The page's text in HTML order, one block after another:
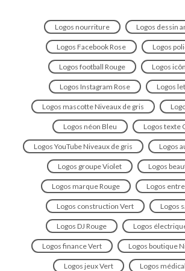
Logos nourriture Logos dessin
Logos Facebook Rose Logos
Logos football Rouge Logos
Logos Instagram Rose Logos
Logos mascotte Niveaux de gris
Logos néon Bleu Logos texte
Logos YouTube Niveaux de gris Logos
Logos groupe Violet Logos
Logos marque Rouge Logos
Logos construction Vert Logos
Logos DJ Rouge Logos
Logos finance Vert Logos boutique
Logos jeux Vert Logos